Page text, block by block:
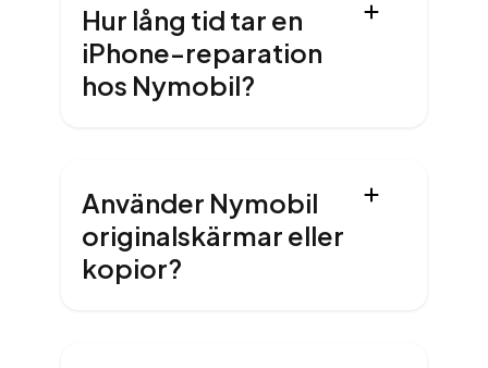
Hur lång tid tar en
iPhone-reparation
hos Nymobil?
Använder Nymobil
originalskärmar eller
kopior?